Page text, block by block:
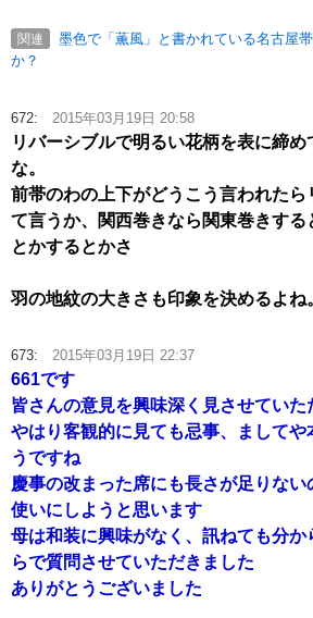
関連
墨色で「薫風」と書かれている名古屋
か？
672: 2015年03月19日 20:58
リバーシブルで明るい花柄を表に締
な。
前帯のわの上下がどうこう言われたら
て言うか、関西巻きなら関東巻きする
とかするとかさ
羽の地紋の大きさも印象を決めるよね
673: 2015年03月19日 22:37
661です
皆さんの意見を興味深く見させていた
やはり客観的に見ても忌事、ましてや
うですね
慶事の改まった席にも長さが足りな
使いにしようと思います
母は和装に興味がなく、訊ねても分か
らで質問させていただきました
ありがとうございました